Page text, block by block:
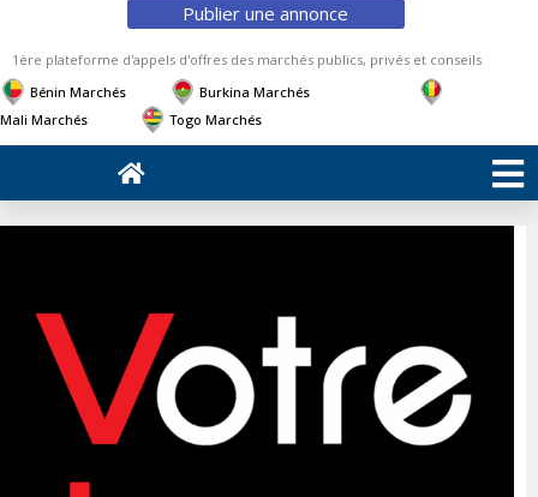
Publier une annonce
1ère plateforme d'appels d'offres des marchés publics, privés et conseils
Bénin Marchés
Burkina Marchés
Mali Marchés
Togo Marchés